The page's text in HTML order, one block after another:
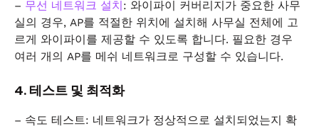
– 무선 네트워크 설치 : 와이파이 커버리지가 중요한 사무
실의 경우, AP를 적절한 위치에 설치해 사무실 전체에 고
르게 와이파이를 제공할 수 있도록 합니다. 필요한 경우
여러 개의 AP를 메쉬 네트워크로 구성할 수 있습니다.
4. 테스트 및 최적화
– 속도 테스트: 네트워크가 정상적으로 설치되었는지 확